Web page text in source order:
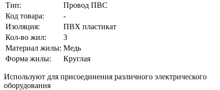
Тип:
Провод ПВС
Код товара:
-
Изоляция:
ПВХ пластикат
Кол-во жил:
3
Материал жилы: Медь
Форма жилы:
Круглая
Используют для присоединения различного электрического
оборудования